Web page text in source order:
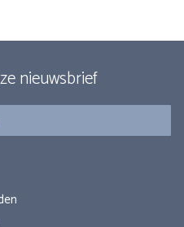
nieuwsbrief